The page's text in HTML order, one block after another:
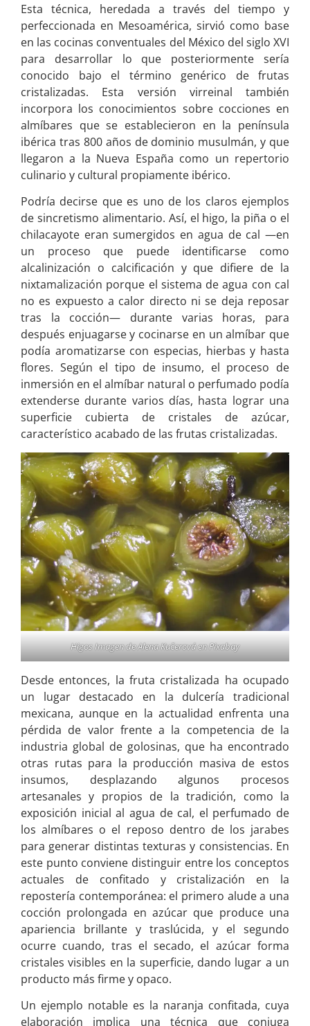
Esta técnica, heredada a través del tiempo y
perfeccionada en Mesoamérica, sirvió como base
en las cocinas conventuales del México del siglo XVI
para desarrollar lo que posteriormente sería
conocido bajo el término genérico de frutas
cristalizadas. Esta versión virreinal también
incorpora los conocimientos sobre cocciones en
almíbares que se establecieron en la península
ibérica tras 800 años de dominio musulmán, y que
llegaron a la Nueva España como un repertorio
culinario y cultural propiamente ibérico.
Podría decirse que es uno de los claros ejemplos
de sincretismo alimentario. Así, el higo, la piña o el
chilacayote eran sumergidos en agua de cal —en
un proceso que puede identificarse como
alcalinización o calcificación y que difiere de la
nixtamalización porque el sistema de agua con cal
no es expuesto a calor directo ni se deja reposar
tras la cocción— durante varias horas, para
después enjuagarse y cocinarse en un almíbar que
podía aromatizarse con especias, hierbas y hasta
flores. Según el tipo de insumo, el proceso de
inmersión en el almíbar natural o perfumado podía
extenderse durante varios días, hasta lograr una
superficie cubierta de cristales de azúcar,
característico acabado de las frutas cristalizadas.
Higos Imagen deAlena KučerováenPixabay
Desde entonces, la fruta cristalizada ha ocupado
un lugar destacado en la dulcería tradicional
mexicana, aunque en la actualidad enfrenta una
pérdida de valor frente a la competencia de la
industria global de golosinas, que ha encontrado
otras rutas para la producción masiva de estos
insumos, desplazando algunos procesos
artesanales y propios de la tradición, como la
exposición inicial al agua de cal, el perfumado de
los almíbares o el reposo dentro de los jarabes
para generar distintas texturas y consistencias. En
este punto conviene distinguir entre los conceptos
actuales de confitado y cristalización en la
repostería contemporánea: el primero alude a una
cocción prolongada en azúcar que produce una
apariencia brillante y traslúcida, y el segundo
ocurre cuando, tras el secado, el azúcar forma
cristales visibles en la superficie, dando lugar a un
producto más firme y opaco.
Un ejemplo notable es la naranja confitada, cuya
elaboración implica una técnica que conjuga